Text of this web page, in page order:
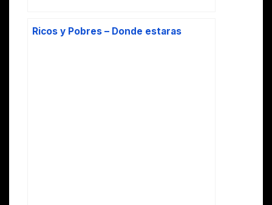
Ricos y Pobres – Donde estaras